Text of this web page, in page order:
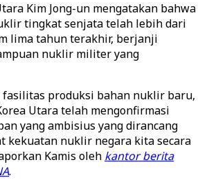
Kim Jong-un mengatakan bahwa
tingkat senjata telah lebih dari
lima tahun terakhir, berjanji
nuklir militer yang
fasilitas produksi bahan nuklir baru,
Utara telah mengonfirmasi
yang ambisius yang dirancang
kekuatan nuklir negara kita secara
Kamis oleh kantor berita
.